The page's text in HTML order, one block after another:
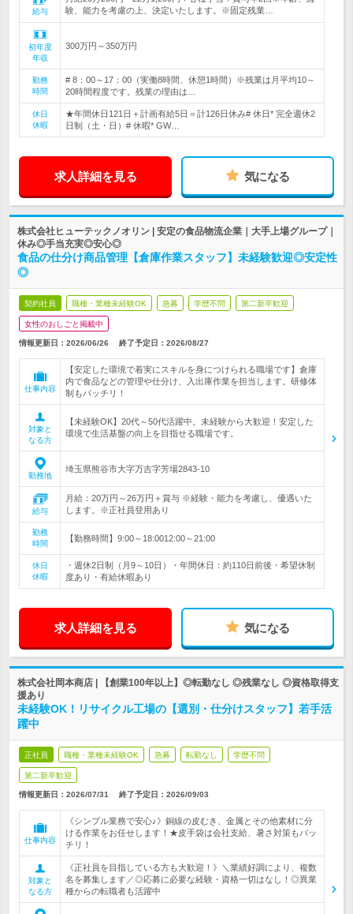
給与
験、能力を考慮の上、決定いたします。※固定残業…
初年度
年収
300万円～350万円
勤務
時間
# 8：00～17：00（実働8時間、休憩1時間）※残業は月平均10～
20時間程度です。残業の理由は…
休日
休暇
★年間休日121日＋計画有給5日＝計126日休み# 休日* 完全週休2
日制（土・日）# 休暇* GW…
求人詳細を見る 気になる
株式会社ヒューテックノオリン | 安定の食品物流企業｜大手上場グループ｜
休み◎手当充実◎安心◎
食品の仕分け商品管理【倉庫作業スタッフ】未経験歓迎◎安定性
◎
契約社員 職種・業種未経験OK 急募 学歴不問 第二新卒歓迎
女性のおしごと掲載中
情報更新日：2026/06/26 終了予定日： 2026/08/27
仕事内容
【安定した環境で着実にスキルを身につけられる職場です】倉庫
内で食品などの管理や仕分け、入出庫作業を担当します。研修体
制もバッチリ！
対象と
なる方
【未経験OK】20代～50代活躍中。未経験から大歓迎！安定した
環境で生活基盤の向上を目指せる職場です。
勤務地
埼玉県熊谷市大字万吉字芳場2843-10
給与
月給：20万円～26万円＋賞与 ※経験・能力を考慮し、優遇いた
します。※正社員登用あり
勤務
時間
【勤務時間】9:00～18:0012:00～21:00
休日
休暇
・週休2日制（月9～10日）・年間休日：約110日前後・希望休制
度あり・有給休暇あり
求人詳細を見る 気になる
株式会社岡本商店 | 【創業100年以上】◎転勤なし ◎残業なし ◎資格取得支
援あり
未経験OK！リサイクル工場の【選別・仕分けスタッフ】若手活
躍中
正社員 職種・業種未経験OK 急募 転勤なし 学歴不問
第二新卒歓迎
情報更新日：2026/07/31 終了予定日： 2026/09/03
仕事内容
《シンプル業務で安心♪》銅線の皮むき、金属とその他素材に分
ける作業をお任せします！★皮手袋は会社支給、暑さ対策もバッ
チリ！
対象と
なる方
《正社員を目指している方も大歓迎！》＼業績好調により、複数
名を募集します／◎応募に必要な経験・資格一切はなし！◎異業
種からの転職者も活躍中